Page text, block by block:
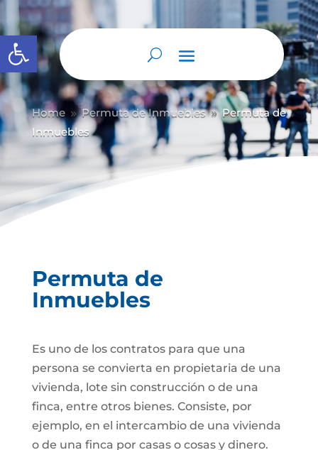
Abrir barra de herramientas
Home 9 Permuta de Inmuebles 9 Permuta de
Inmuebles
Permuta de
Inmuebles
Es uno de los contratos para que una
persona se convierta en propietaria de una
vivienda, lote sin construcción o de una
finca, entre otros bienes. Consiste, por
ejemplo, en el intercambio de una vivienda
o de una finca por casas o cosas y dinero.